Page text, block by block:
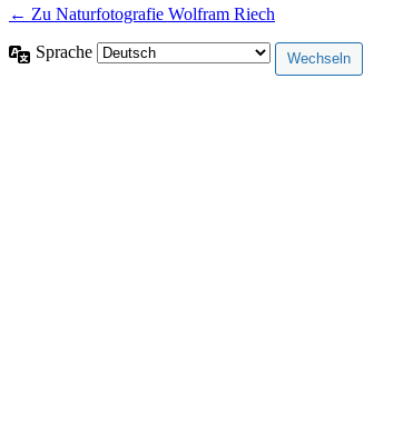
← Zu Naturfotografie Wolfram Riech
Sprache